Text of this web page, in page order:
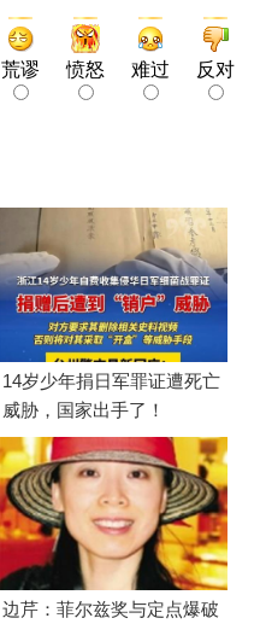
荒谬 愤怒 难过 反对
14岁少年捐日军罪证遭死亡
威胁，国家出手了！
边芹：菲尔兹奖与定点爆破